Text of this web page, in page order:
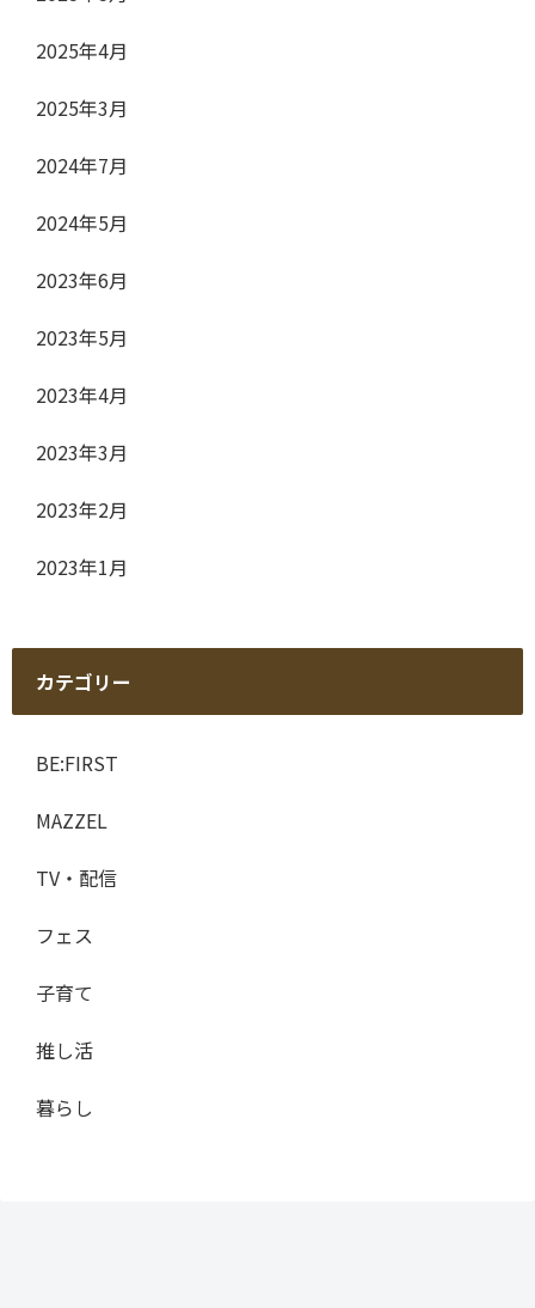
2025年4月
2025年3月
2024年7月
2024年5月
2023年6月
2023年5月
2023年4月
2023年3月
2023年2月
2023年1月
カテゴリー
BE:FIRST
MAZZEL
TV・配信
フェス
子育て
推し活
暮らし